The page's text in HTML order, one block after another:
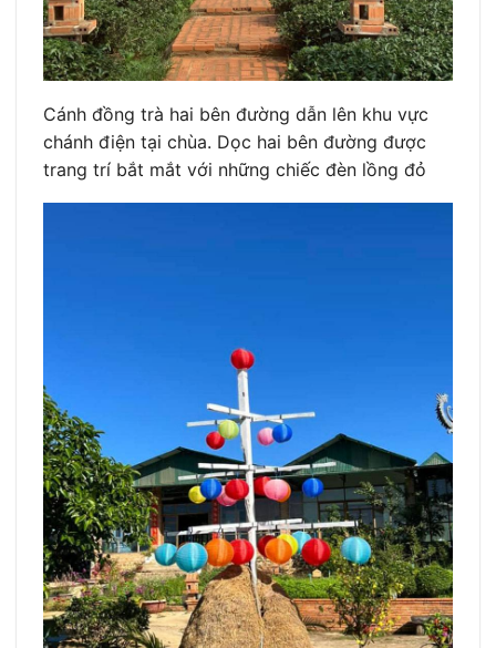
Cánh đồng trà hai bên đường dẫn lên khu vực
chánh điện tại chùa. Dọc hai bên đường được
trang trí bắt mắt với những chiếc đèn lồng đỏ